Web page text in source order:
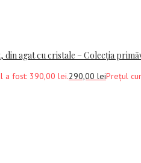
din agat cu cristale – Colecția
a fost: 390,00 lei.290,00 leiPrețul